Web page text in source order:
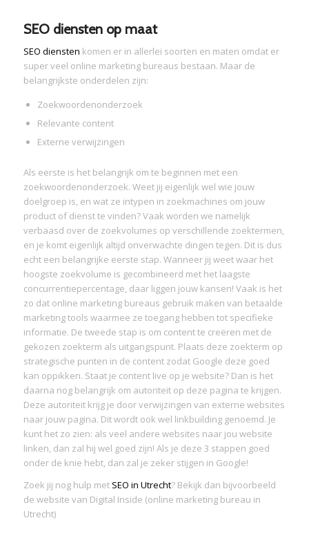
SEO diensten op maat
SEO diensten komen er in allerlei soorten en maten omdat er
super veel online marketing bureaus bestaan. Maar de
belangrijkste onderdelen zijn:
Zoekwoordenonderzoek
Relevante content
Externe verwijzingen
Als eerste is het belangrijk om te beginnen met een
zoekwoordenonderzoek. Weet jij eigenlijk wel wie jouw
doelgroep is, en wat ze intypen in zoekmachines om jouw
product of dienst te vinden? Vaak worden we namelijk
verbaasd over de zoekvolumes op verschillende zoektermen,
en je komt eigenlijk altijd onverwachte dingen tegen. Dit is dus
echt een belangrijke eerste stap. Wanneer jij weet waar het
hoogste zoekvolume is gecombineerd met het laagste
concurrentiepercentage, daar liggen jouw kansen! Vaak is het
zo dat online marketing bureaus gebruik maken van betaalde
marketing tools waarmee ze toegang hebben tot specifieke
informatie. De tweede stap is om content te creëren met de
gekozen zoekterm als uitgangspunt. Plaats deze zoekterm op
strategische punten in de content zodat Google deze goed
kan oppikken. Staat je content live op je website? Dan is het
daarna nog belangrijk om autoriteit op deze pagina te krijgen.
Deze autoriteit krijg je door verwijzingen van externe websites
naar jouw pagina. Dit wordt ook wel linkbuilding genoemd. Je
kunt het zo zien: als veel andere websites naar jou website
linken, dan zal hij wel goed zijn! Als je deze 3 stappen goed
onder de knie hebt, dan zal je zeker stijgen in Google!
Zoek jij nog hulp met SEO in Utrecht? Bekijk dan bijvoorbeeld
de website van Digital Inside (online marketing bureau in
Utrecht)